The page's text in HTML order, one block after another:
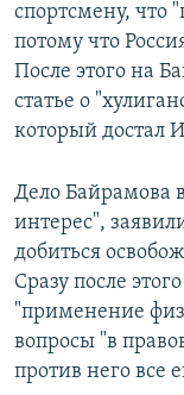
спортсмену, что
потому что
После этого на
статье о
который достал
Дело Байрамова
интерес",
добиться
Сразу после
"применение
вопросы "в
против него все